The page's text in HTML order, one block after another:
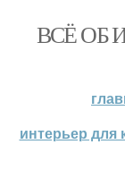
ВСЁ ОБ
интерьер для